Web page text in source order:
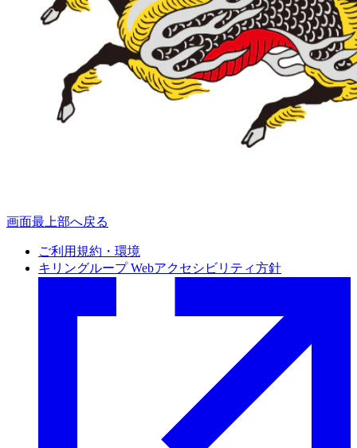
画面最上部へ戻る
ご利用規約・環境
キリングループ Webアクセシビリティ方針